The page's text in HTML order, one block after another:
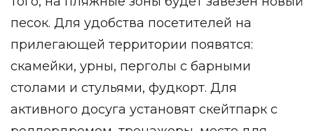
песок. Для удобства посетителей на
прилегающей территории появятся:
скамейки, урны, перголы с барными
столами и стульями, фудкорт. Для
активного досуга установят скейтпарк с